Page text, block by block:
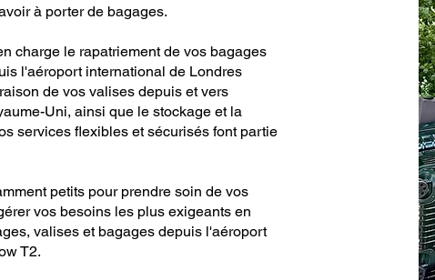
à porter de bagages.
charge le rapatriement de vos bagages
l'aéroport international de Londres
de vos valises depuis et vers
Uni, ainsi que le stockage et la
services flexibles et sécurisés font partie
petits pour prendre soin de vos
vos besoins les plus exigeants en
valises et bagages depuis l'aéroport
T2.